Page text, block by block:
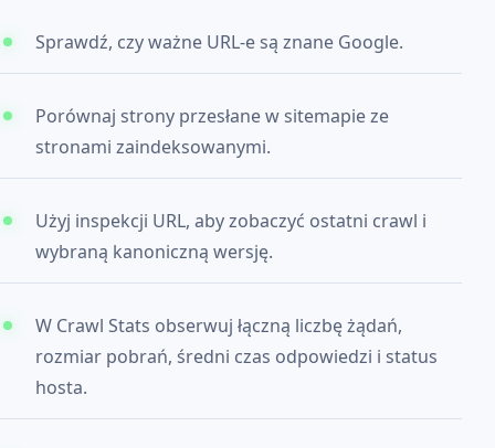
Sprawdź, czy ważne URL-e są znane Google.
Porównaj strony przesłane w sitemapie ze
stronami zaindeksowanymi.
Użyj inspekcji URL, aby zobaczyć ostatni crawl i
wybraną kanoniczną wersję.
W Crawl Stats obserwuj łączną liczbę żądań,
rozmiar pobrań, średni czas odpowiedzi i status
hosta.